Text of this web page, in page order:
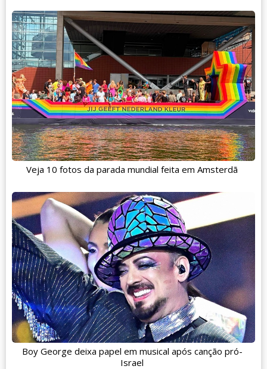
Veja 10 fotos da parada mundial feita em Amsterdã
Boy George deixa papel em musical após canção pró-
Israel